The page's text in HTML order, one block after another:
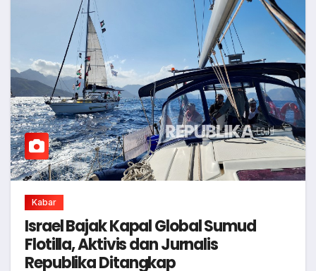
Kabar
Israel Bajak Kapal Global Sumud
Flotilla, Aktivis dan Jurnalis
Republika Ditangkap